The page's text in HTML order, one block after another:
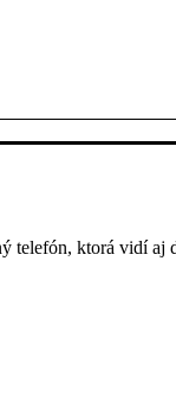
telefón, ktorá vidí